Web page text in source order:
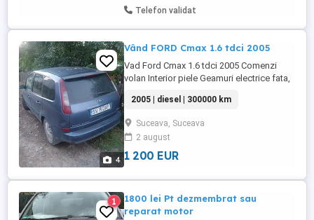
Telefon validat
4
Vând FORD Cmax 1.6 tdci 2005
Vad Ford Cmax 1.6 tdci 2005 Comenzi
volan Interior piele Geamuri electrice fata,
Pentru mai multe detalii sunați la Nr.
2005 | diesel | 300000 km
Suceava, Suceava
2 august
1 200 EUR
1
1800 lei Pt dezmembrat sau
reparat motor